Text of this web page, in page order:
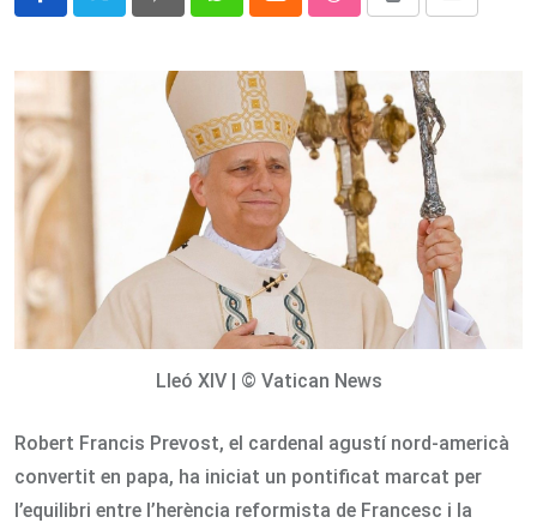
PinterestWhatsappCloud StumbleUpon
Print
Share
Lleó XIV | © Vatican News
Robert Francis Prevost, el cardenal agustí nord-americà
convertit en papa, ha iniciat un pontificat marcat per
l’equilibri entre l’herència reformista de Francesc i la